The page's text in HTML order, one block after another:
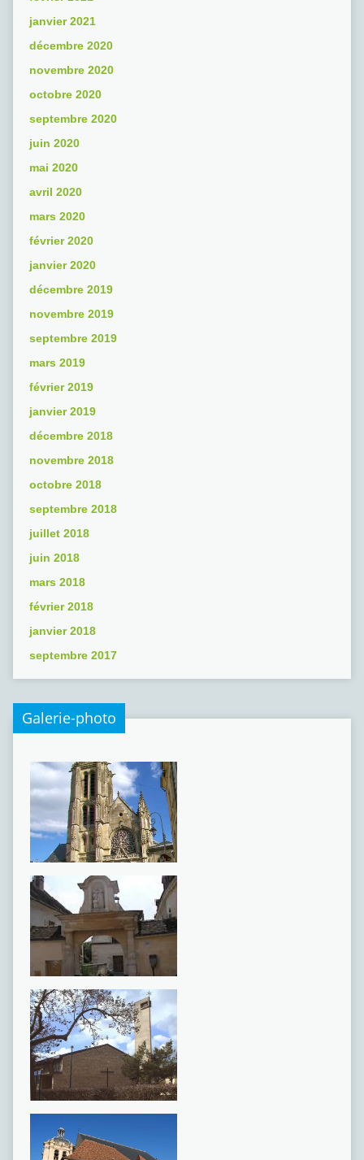
janvier 2021
décembre 2020
novembre 2020
octobre 2020
septembre 2020
juin 2020
mai 2020
avril 2020
mars 2020
février 2020
janvier 2020
décembre 2019
novembre 2019
septembre 2019
mars 2019
février 2019
janvier 2019
décembre 2018
novembre 2018
octobre 2018
septembre 2018
juillet 2018
juin 2018
mars 2018
février 2018
janvier 2018
septembre 2017
Galerie-photo